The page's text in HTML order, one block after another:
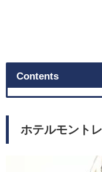
Contents
ホテルモント